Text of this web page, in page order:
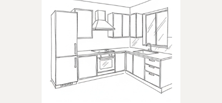
KUCHNIA
Produkty dedykowane do
kuchni